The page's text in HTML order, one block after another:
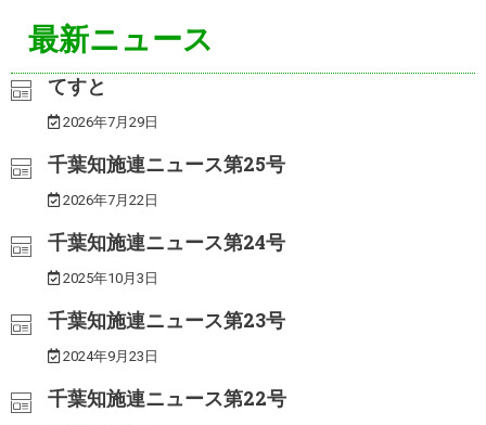
最新ニュース
てすと
2026年7月29日
千葉知施連ニュース第25号
2026年7月22日
千葉知施連ニュース第24号
2025年10月3日
千葉知施連ニュース第23号
2024年9月23日
千葉知施連ニュース第22号